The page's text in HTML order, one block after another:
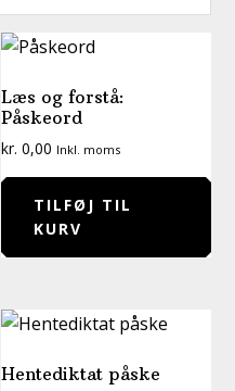
Læs og forstå:
Påskeord
kr. 0,00 Inkl. moms
TILFØJ TIL
KURV
Hentediktat påske